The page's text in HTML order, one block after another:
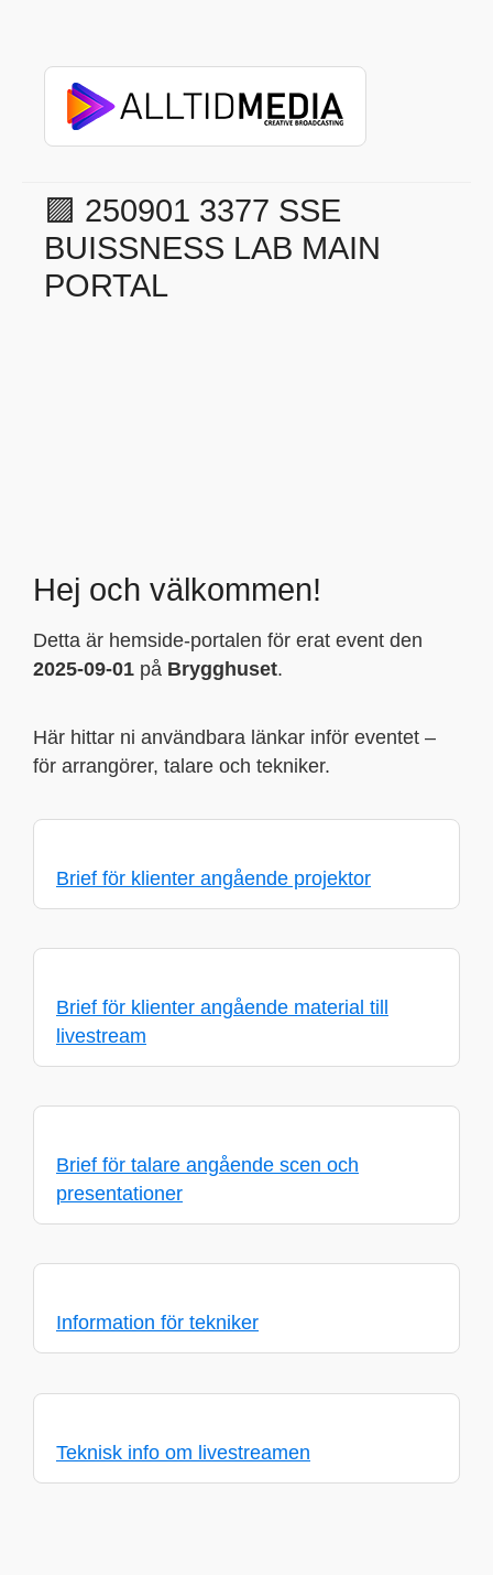
🟪 250901 3377 SSE
BUISSNESS LAB MAIN
PORTAL
Hej och välkommen!
Detta är hemside-portalen för erat event den
2025-09-01 på Brygghuset.
Här hittar ni användbara länkar inför eventet –
för arrangörer, talare och tekniker.
Brief för klienter angående projektor
Brief för klienter angående material till
livestream
Brief för talare angående scen och
presentationer
Information för tekniker
Teknisk info om livestreamen